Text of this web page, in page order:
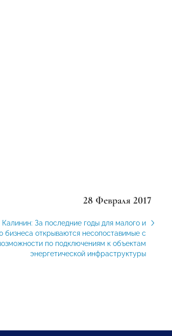
28 Февраля 2017
За последние годы для малого и
бизнеса открываются несопоставимые с
по подключениям к объектам
энергетической инфраструктуры